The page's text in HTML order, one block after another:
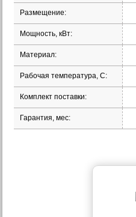
Размещение:
Мощность, кВт:
Материал:
Рабочая температура, С:
Комплект поставки:
Гарантия, мес: